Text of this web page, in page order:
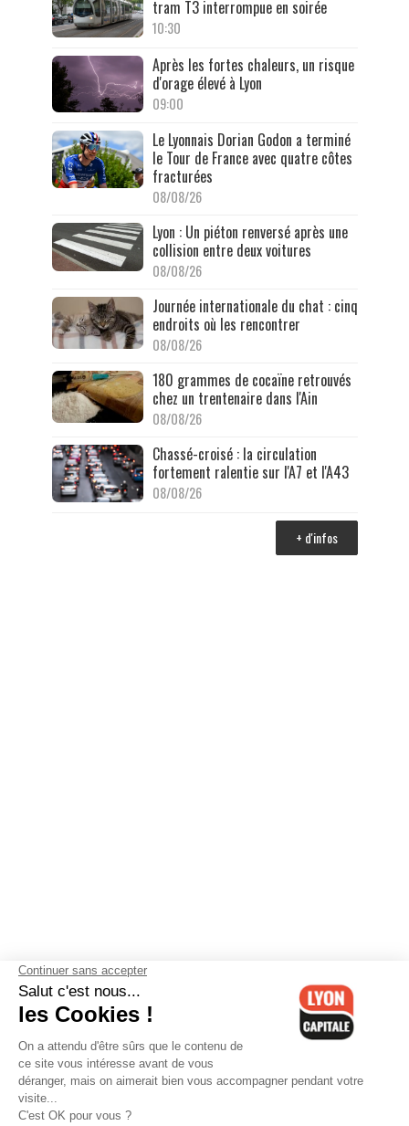
tram T3 interrompue en soirée
10:30
Après les fortes chaleurs, un risque
d'orage élevé à Lyon
09:00
Le Lyonnais Dorian Godon a terminé
le Tour de France avec quatre côtes
fracturées
08/08/26
Lyon : Un piéton renversé après une
collision entre deux voitures
08/08/26
Journée internationale du chat : cinq
endroits où les rencontrer
08/08/26
180 grammes de cocaïne retrouvés
chez un trentenaire dans l'Ain
08/08/26
Chassé-croisé : la circulation
fortement ralentie sur l'A7 et l'A43
08/08/26
+ d'infos